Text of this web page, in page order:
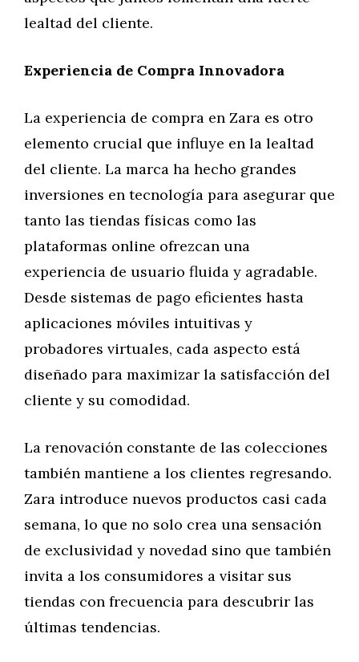
lealtad del cliente.
Experiencia de Compra Innovadora
La experiencia de compra en Zara es otro
elemento crucial que influye en la lealtad
del cliente. La marca ha hecho grandes
inversiones en tecnología para asegurar que
tanto las tiendas físicas como las
plataformas online ofrezcan una
experiencia de usuario fluida y agradable.
Desde sistemas de pago eficientes hasta
aplicaciones móviles intuitivas y
probadores virtuales, cada aspecto está
diseñado para maximizar la satisfacción del
cliente y su comodidad.
La renovación constante de las colecciones
también mantiene a los clientes regresando.
Zara introduce nuevos productos casi cada
semana, lo que no solo crea una sensación
de exclusividad y novedad sino que también
invita a los consumidores a visitar sus
tiendas con frecuencia para descubrir las
últimas tendencias.